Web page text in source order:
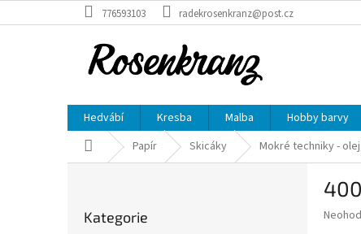
na
776593103 radekrosenkranz@post.cz
Hedvábí Kresba Malba Hobby barvy
Domů Papír Skicáky Mokré techniky -
kategorie
Kategorie